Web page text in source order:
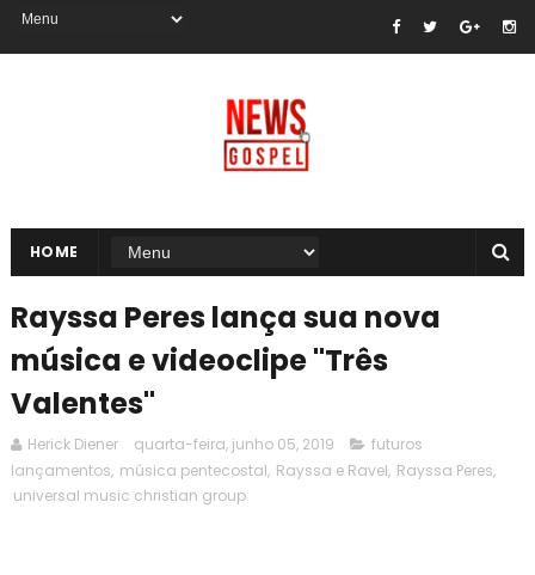
HOME
Rayssa Peres lança sua nova
música e videoclipe "Três
Valentes"
Herick Diener quarta-feira, junho 05, 2019
futuros
lançamentos, música pentecostal, Rayssa e Ravel, Rayssa Peres,
universal music christian group